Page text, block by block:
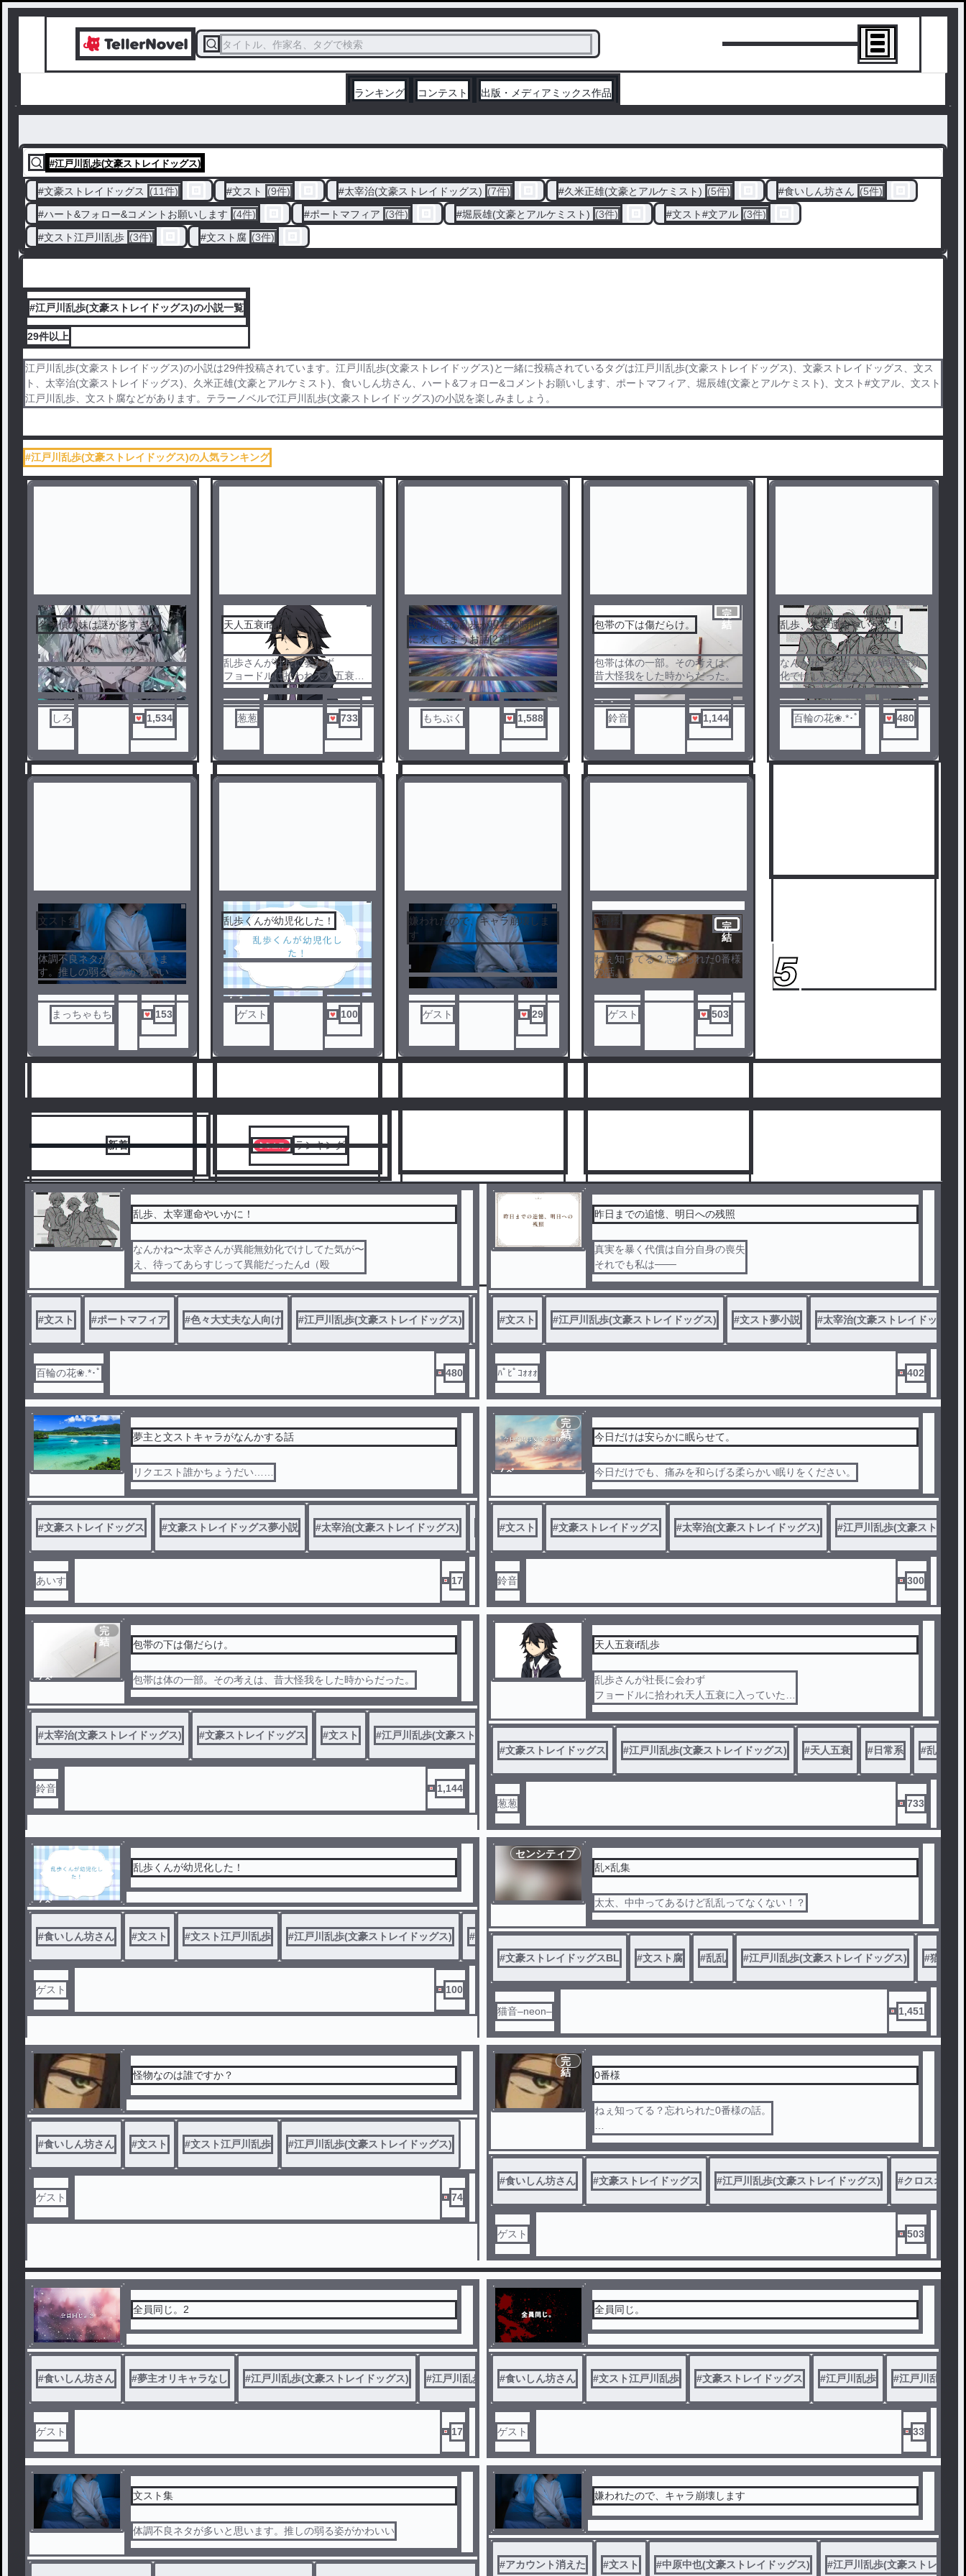
タイトル、作家名、タグで検索
ランキング コンテスト 出版・メディアミックス作品
#江戸川乱歩(文豪ストレイドッグス)
#文豪ストレイドッグス (11件) #文スト (9件) #太宰治(文豪ストレイドッグス) (7件) #久米正雄(文豪とアルケミスト) (5件) #食いしん坊さん (5件)
#ハート&フォロー&コメントお願いします (4件) #ポートマフィア (3件) #堀辰雄(文豪とアルケミスト) (3件) #文スト#文アル (3件)
#文スト江戸川乱歩 (3件) #文スト腐 (3件)
#江戸川乱歩(文豪ストレイドッグス)の小説一覧
29件以上
江戸川乱歩(文豪ストレイドッグス)の小説は29件投稿されています。江戸川乱歩(文豪ストレイドッグス)と一緒に投稿されているタグは江戸川乱歩(文豪ストレイドッグス)、文豪ストレイドッグス、文ス
ト、太宰治(文豪ストレイドッグス)、久米正雄(文豪とアルケミスト)、食いしん坊さん、ハート&フォロー&コメントお願いします、ポートマフィア、堀辰雄(文豪とアルケミスト)、文スト#文アル、文スト
江戸川乱歩、文スト腐などがあります。テラーノベルで江戸川乱歩(文豪ストレイドッグス)の小説を楽しみましょう。
#江戸川乱歩(文豪ストレイドッグス)の人気ランキング
名探偵の妹は謎が多すぎる
しろ 1,534
1
天人五衰if乱歩
乱歩さんが社長に会わず
フョードルに拾われ天人五衰に
入っていたら
というif世界線。
ほのぼの日常系二次創作。
葱葱 733
2
設立秘話の乱歩が現在の時間軸
に来てしまうお話[2章]
もちぷく 1,588
3
ノベ
完
結
包帯の下は傷だらけ。
包帯は体の一部。その考えは、
昔大怪我をした時からだった。
鈴音 1,144
4
乱歩、太宰運命やいかに！
なんかね〜太宰さんが異能無効
化でけしてた気が〜
え、待ってあらすじって異能だ
ったんd（殴
百輪の花❀.*･ﾟ
480
5
文スト集
体調不良ネタが多いと思いま
す。推しの弱る姿がかわいい
まっちゃもち 153
ノベ
乱歩くんが幼児化した！
ゲスト 100
7
嫌われたので、キャラ崩壊しま
す
ゲスト 29
完
結
0番様
ねぇ知ってる？忘れられた0番様
の話。
噂はオリジナルです
ゲスト 503
9
新着 ランキング
乱歩、太宰運命やいかに！
なんかね〜太宰さんが異能無効化でけしてた気が〜
え、待ってあらすじって異能だったんd（殴
#文スト #ポートマフィア #色々大丈夫な人向け #江戸川乱歩(文豪ストレイドッグス) 太宰治(文豪ストレイドッグス) # 文豪ストレイドッグス
百輪の花❀.*･ﾟ 480
昨日までの追憶、明日への残照
真実を暴く代償は自分自身の喪失
それでも私は───
#文スト #江戸川乱歩(文豪ストレイドッグス) #文スト夢小説 #太宰治(文豪ストレイドッグス)
ﾊﾟﾋﾟｺｫｫｫ 402
夢主と文ストキャラがなんかする話
リクエスト誰かちょうだい……
#文豪ストレイドッグス #文豪ストレイドッグス夢小説 #太宰治(文豪ストレイドッグス) 江戸川乱歩(文豪ストレイドッグス) # 国木田独歩(文豪ストレイドッグス)
あいす 17
ノベ
完
結
今日だけは安らかに眠らせて。
今日だけでも、痛みを和らげる柔らかい眠りをください。
#文スト #文豪ストレイドッグス #太宰治(文豪ストレイドッグス) #江戸川乱歩(文豪ストレイ
鈴音 300
ノベ
完
結
包帯の下は傷だらけ。
包帯は体の一部。その考えは、昔大怪我をした時からだった。
#太宰治(文豪ストレイドッグス) #文豪ストレイドッグス #文スト #江戸川乱歩(文豪ストレイドッグス)
鈴音 1,144
天人五衰if乱歩
乱歩さんが社長に会わず
フョードルに拾われ天人五衰に入っていたら
というif世界線。
ほのぼの日常系二次創作。
#文豪ストレイドッグス #江戸川乱歩(文豪ストレイドッグス) #天人五衰 #日常系 #乱歩愛
葱葱 733
ノベ
ル
乱歩くんが幼児化した！
#食いしん坊さん #文スト #文スト江戸川乱歩 #江戸川乱歩(文豪ストレイドッグス) # 幼児化 #文スト腐
ゲスト 100
センシティブ
乱×乱集
太太、中中ってあるけど乱乱ってなくない！？
#文豪ストレイドッグスBL #文スト腐 #乱乱 #江戸川乱歩(文豪ストレイドッグス) #猫音の
猫音–neon– 1,451
怪物なのは誰ですか？
#食いしん坊さん #文スト #文スト江戸川乱歩 #江戸川乱歩(文豪ストレイドッグス)
ゲスト 74
完
結
0番様
ねぇ知ってる？忘れられた0番様の話。
#食いしん坊さん #文豪ストレイドッグス #江戸川乱歩(文豪ストレイドッグス) #クロスオーバ
ゲスト 503
全員同じ。2
#食いしん坊さん #夢主オリキャラなし #江戸川乱歩(文豪ストレイドッグス) #江戸川乱歩
ゲスト 17
全員同じ。
#食いしん坊さん #文スト江戸川乱歩 #文豪ストレイドッグス #江戸川乱歩 #江戸川乱歩(
ゲスト 33
文スト集
体調不良ネタが多いと思います。推しの弱る姿がかわいい
嫌われたので、キャラ崩壊します
#アカウント消えた #文スト #中原中也(文豪ストレイドッグス) #江戸川乱歩(文豪ストレイド